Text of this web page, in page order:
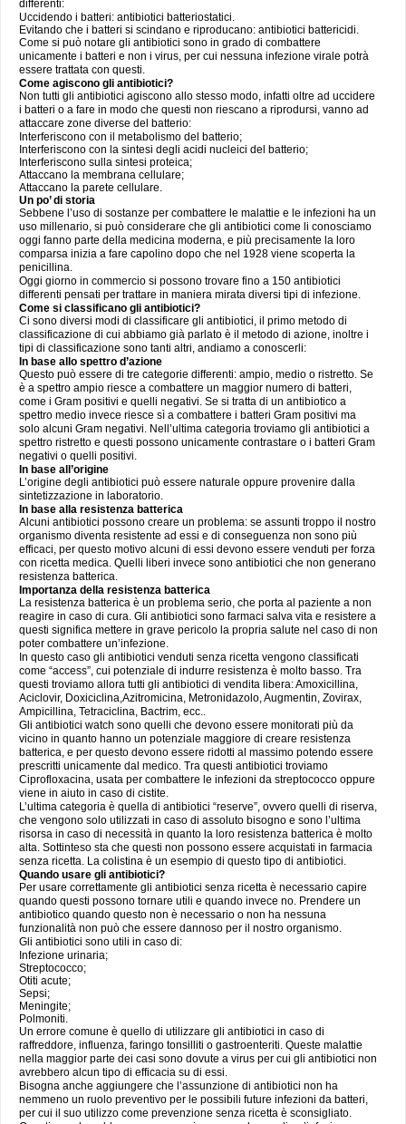
differenti:
Uccidendo i batteri: antibiotici batteriostatici.
Evitando che i batteri si scindano e riproducano: antibiotici battericidi.
Come si può notare gli antibiotici sono in grado di combattere
unicamente i batteri e non i virus, per cui nessuna infezione virale potrà
essere trattata con questi.
Come agiscono gli antibiotici?
Non tutti gli antibiotici agiscono allo stesso modo, infatti oltre ad uccidere
i batteri o a fare in modo che questi non riescano a riprodursi, vanno ad
attaccare zone diverse del batterio:
Interferiscono con il metabolismo del batterio;
Interferiscono con la sintesi degli acidi nucleici del batterio;
Interferiscono sulla sintesi proteica;
Attaccano la membrana cellulare;
Attaccano la parete cellulare.
Un po’ di storia
Sebbene l’uso di sostanze per combattere le malattie e le infezioni ha un
uso millenario, si può considerare che gli antibiotici come li conosciamo
oggi fanno parte della medicina moderna, e più precisamente la loro
comparsa inizia a fare capolino dopo che nel 1928 viene scoperta la
penicillina.
Oggi giorno in commercio si possono trovare fino a 150 antibiotici
differenti pensati per trattare in maniera mirata diversi tipi di infezione.
Come si classificano gli antibiotici?
Ci sono diversi modi di classificare gli antibiotici, il primo metodo di
classificazione di cui abbiamo già parlato è il metodo di azione, inoltre i
tipi di classificazione sono tanti altri, andiamo a conoscerli:
In base allo spettro d’azione
Questo può essere di tre categorie differenti: ampio, medio o ristretto. Se
è a spettro ampio riesce a combattere un maggior numero di batteri,
come i Gram positivi e quelli negativi. Se si tratta di un antibiotico a
spettro medio invece riesce sì a combattere i batteri Gram positivi ma
solo alcuni Gram negativi. Nell’ultima categoria troviamo gli antibiotici a
spettro ristretto e questi possono unicamente contrastare o i batteri Gram
negativi o quelli positivi.
In base all’origine
L’origine degli antibiotici può essere naturale oppure provenire dalla
sintetizzazione in laboratorio.
In base alla resistenza batterica
Alcuni antibiotici possono creare un problema: se assunti troppo il nostro
organismo diventa resistente ad essi e di conseguenza non sono più
efficaci, per questo motivo alcuni di essi devono essere venduti per forza
con ricetta medica. Quelli liberi invece sono antibiotici che non generano
resistenza batterica.
Importanza della resistenza batterica
La resistenza batterica è un problema serio, che porta al paziente a non
reagire in caso di cura. Gli antibiotici sono farmaci salva vita e resistere a
questi significa mettere in grave pericolo la propria salute nel caso di non
poter combattere un’infezione.
In questo caso gli antibiotici venduti senza ricetta vengono classificati
come “access”, cui potenziale di indurre resistenza è molto basso. Tra
questi troviamo allora tutti gli antibiotici di vendita libera: Amoxicillina,
Aciclovir, Doxiciclina,Azitromicina, Metronidazolo, Augmentin, Zovirax,
Ampicillina, Tetraciclina, Bactrim, ecc..
Gli antibiotici watch sono quelli che devono essere monitorati più da
vicino in quanto hanno un potenziale maggiore di creare resistenza
batterica, e per questo devono essere ridotti al massimo potendo essere
prescritti unicamente dal medico. Tra questi antibiotici troviamo
Ciprofloxacina, usata per combattere le infezioni da streptococco oppure
viene in aiuto in caso di cistite.
L’ultima categoria è quella di antibiotici “reserve”, ovvero quelli di riserva,
che vengono solo utilizzati in caso di assoluto bisogno e sono l’ultima
risorsa in caso di necessità in quanto la loro resistenza batterica è molto
alta. Sottinteso sta che questi non possono essere acquistati in farmacia
senza ricetta. La colistina è un esempio di questo tipo di antibiotici.
Quando usare gli antibiotici?
Per usare correttamente gli antibiotici senza ricetta è necessario capire
quando questi possono tornare utili e quando invece no. Prendere un
antibiotico quando questo non è necessario o non ha nessuna
funzionalità non può che essere dannoso per il nostro organismo.
Gli antibiotici sono utili in caso di:
Infezione urinaria;
Streptococco;
Otiti acute;
Sepsi;
Meningite;
Polmoniti.
Un errore comune è quello di utilizzare gli antibiotici in caso di
raffreddore, influenza, faringo tonsilliti o gastroenteriti. Queste malattie
nella maggior parte dei casi sono dovute a virus per cui gli antibiotici non
avrebbero alcun tipo di efficacia su di essi.
Bisogna anche aggiungere che l’assunzione di antibiotici non ha
nemmeno un ruolo preventivo per le possibili future infezioni da batteri,
per cui il suo utilizzo come prevenzione senza ricetta è sconsigliato.